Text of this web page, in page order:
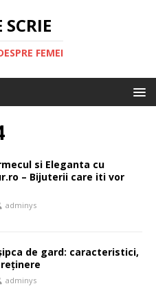
FEMEI
si Eleganta cu
– Bijuterii care iti vor
adminys
de gard: caracteristici,
adminys